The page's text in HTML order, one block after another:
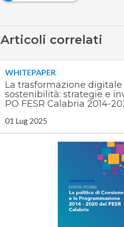
Articoli correlati
WHITEPAPER
La trasformazione digitale
sostenibilità: strategie e
PO FESR Calabria 2014-
01 Lug 2025